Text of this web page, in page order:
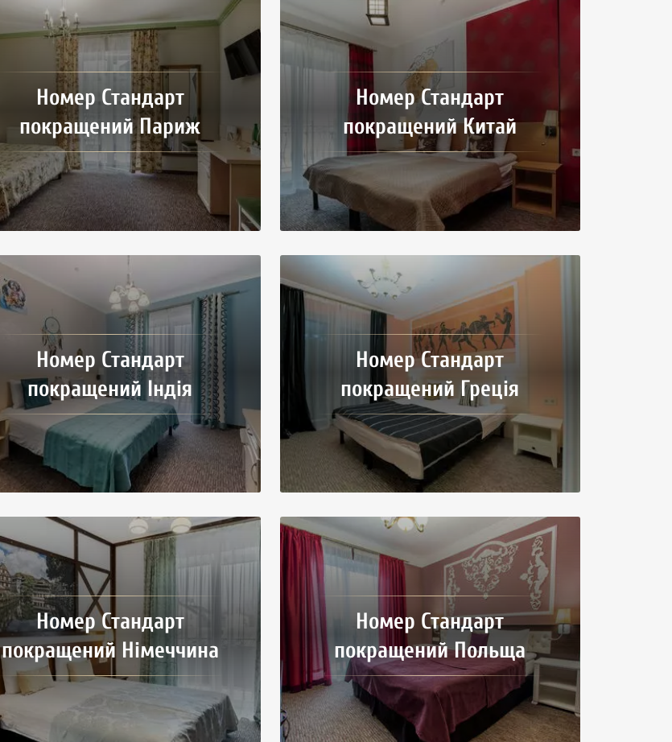
Номер Стандарт
покращений Париж
Номер Стандарт
покращений Китай
Номер Стандарт
покращений Індія
Номер Стандарт
покращений Греція
Номер Стандарт
покращений Німеччина
Номер Стандарт
покращений Польща